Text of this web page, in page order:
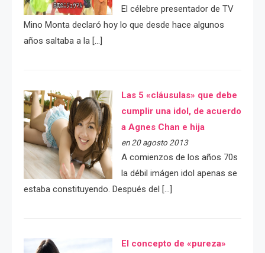
El célebre presentador de TV
Mino Monta declaró hoy lo que desde hace algunos
años saltaba a la […]
Las 5 «cláusulas» que debe
cumplir una idol, de acuerdo
a Agnes Chan e hija
en 20 agosto 2013
A comienzos de los años 70s
la débil imágen idol apenas se
estaba constituyendo. Después del […]
El concepto de «pureza»